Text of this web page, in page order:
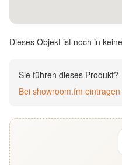
Deutsch
Dieses Objekt ist noch in
Sie führen dieses Produkt?
Bei showroom.fm